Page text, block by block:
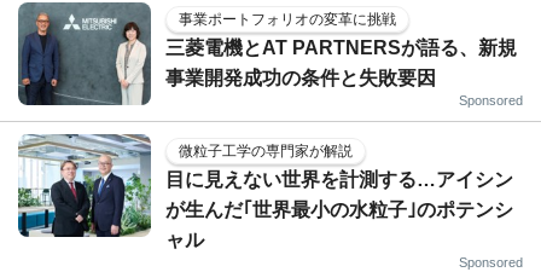
事業ポートフォリオの変革に挑戦
三菱電機とAT PARTNERSが語る、新規
事業開発成功の条件と失敗要因
Sponsored
微粒子工学の専門家が解説
目に見えない世界を計測する…アイシン
が生んだ｢世界最小の水粒子｣のポテンシ
ャル
Sponsored